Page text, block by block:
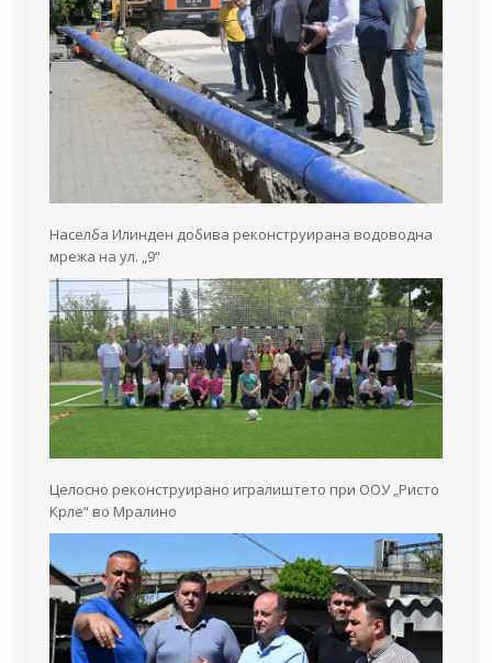
Населба Илинден добива реконструирана водоводна
мрежа на ул. „9“
Целосно реконструирано игралиштето при ООУ „Ристо
Крле“ во Мралино